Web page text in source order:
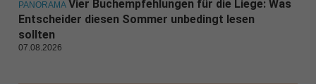
PANORAMA Vier Buchempfehlungen für die Liege: Was
Entscheider diesen Sommer unbedingt lesen
sollten
07.08.2026